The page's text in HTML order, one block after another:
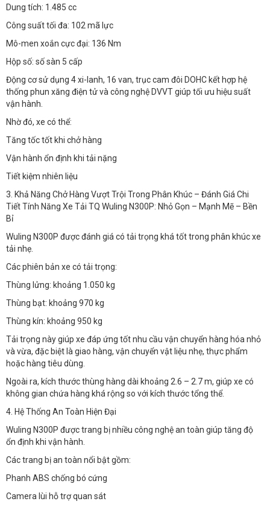
Dung tích: 1.485 cc
Công suất tối đa: 102 mã lực
Mô-men xoắn cực đại: 136 Nm
Hộp số: số sàn 5 cấp
Động cơ sử dụng 4 xi-lanh, 16 van, trục cam đôi DOHC kết hợp hệ
thống phun xăng điện tử và công nghệ DVVT giúp tối ưu hiệu suất
vận hành.
Nhờ đó, xe có thể:
Tăng tốc tốt khi chở hàng
Vận hành ổn định khi tải nặng
Tiết kiệm nhiên liệu
3. Khả Năng Chở Hàng Vượt Trội Trong Phân Khúc – Đánh Giá Chi
Tiết Tính Năng Xe Tải TQ Wuling N300P: Nhỏ Gọn – Mạnh Mẽ – Bền
Bỉ
Wuling N300P được đánh giá có tải trọng khá tốt trong phân khúc xe
tải nhẹ.
Các phiên bản xe có tải trọng:
Thùng lửng: khoảng 1.050 kg
Thùng bạt: khoảng 970 kg
Thùng kín: khoảng 950 kg
Tải trọng này giúp xe đáp ứng tốt nhu cầu vận chuyển hàng hóa nhỏ
và vừa, đặc biệt là giao hàng, vận chuyển vật liệu nhẹ, thực phẩm
hoặc hàng tiêu dùng.
Ngoài ra, kích thước thùng hàng dài khoảng 2.6 – 2.7 m, giúp xe có
không gian chứa hàng khá rộng so với kích thước tổng thể.
4. Hệ Thống An Toàn Hiện Đại
Wuling N300P được trang bị nhiều công nghệ an toàn giúp tăng độ
ổn định khi vận hành.
Các trang bị an toàn nổi bật gồm:
Phanh ABS chống bó cứng
Camera lùi hỗ trợ quan sát